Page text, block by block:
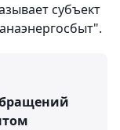
субъект